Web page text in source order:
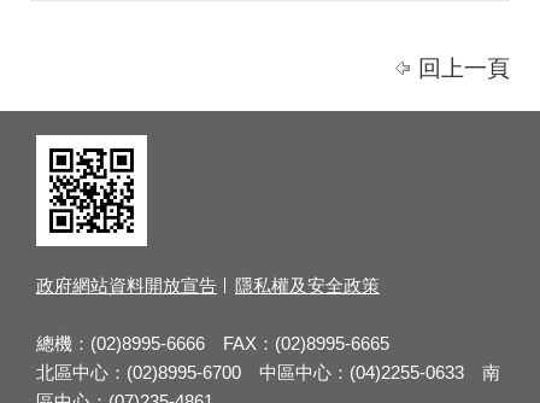
回上一頁
政府網站資料開放宣告 隱私權及安全政策
總機：(02)8995-6666 FAX：(02)8995-6665
北區中心：(02)8995-6700 中區中心：(04)2255-0633 南